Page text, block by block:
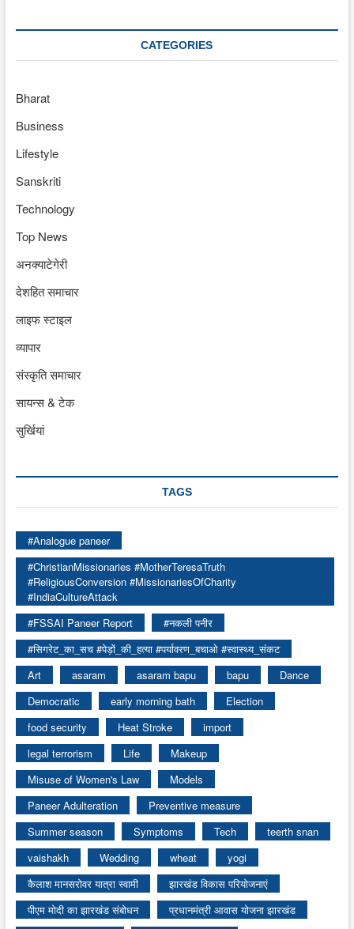
CATEGORIES
Bharat
Business
Lifestyle
Sanskriti
Technology
Top News
अनक्याटेगेरी
देशहित समाचार
लाइफ स्टाइल
व्यापार
संस्कृति समाचार
सायन्स & टेक
सुर्खियां
TAGS
#Analogue paneer
#ChristianMissionaries #MotherTeresaTruth
#ReligiousConversion #MissionariesOfCharity
#IndiaCultureAttack
#FSSAI Paneer Report
#नकली पनीर
#सिगरेट_का_सच #पेड़ों_की_हत्या #पर्यावरण_बचाओ #स्वास्थ्य_संकट
Art
asaram asaram bapu bapu
Dance
Democratic
early morning bath
Election
food security
Heat Stroke
import
legal terrorism
Life
Makeup
Misuse of Women's Law
Models
Paneer Adulteration
Preventive measure
Summer season
Symptoms Tech
teerth snan
vaishakh
Wedding wheat
yogi
कैलाश मानसरोवर यात्रा स्वामी
झारखंड विकास परियोजनाएं
पीएम मोदी का झारखंड संबोधन
प्रधानमंत्री आवास योजना झारखंड